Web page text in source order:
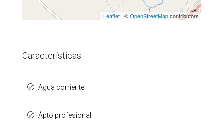
Leaflet | ©OpenStreetMapcontributors
Características
Agua corriente
Ápto profesional